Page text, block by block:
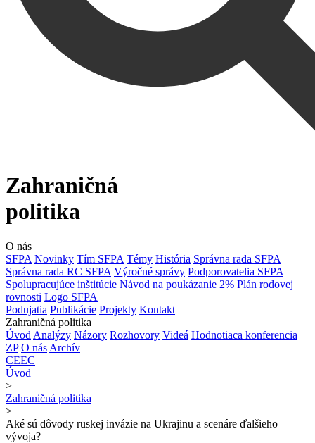
Zahraničná
politika
O nás
SFPA Novinky Tím SFPA Témy História Správna rada SFPA
Správna rada RC SFPA Výročné správy Podporovatelia SFPA
Spolupracujúce inštitúcie Návod na poukázanie 2% Plán rodovej
rovnosti Logo SFPA
Podujatia Publikácie Projekty Kontakt
Zahraničná politika
Úvod Analýzy Názory Rozhovory Videá Hodnotiaca konferencia
ZP O nás Archív
CEEC
Úvod
>
Zahraničná politika
>
Aké sú dôvody ruskej invázie na Ukrajinu a scenáre ďalšieho
vývoja?